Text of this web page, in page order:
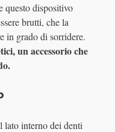
questo dispositivo
brutti, che la
in grado di sorridere.
un accessorio che
lato interno dei denti